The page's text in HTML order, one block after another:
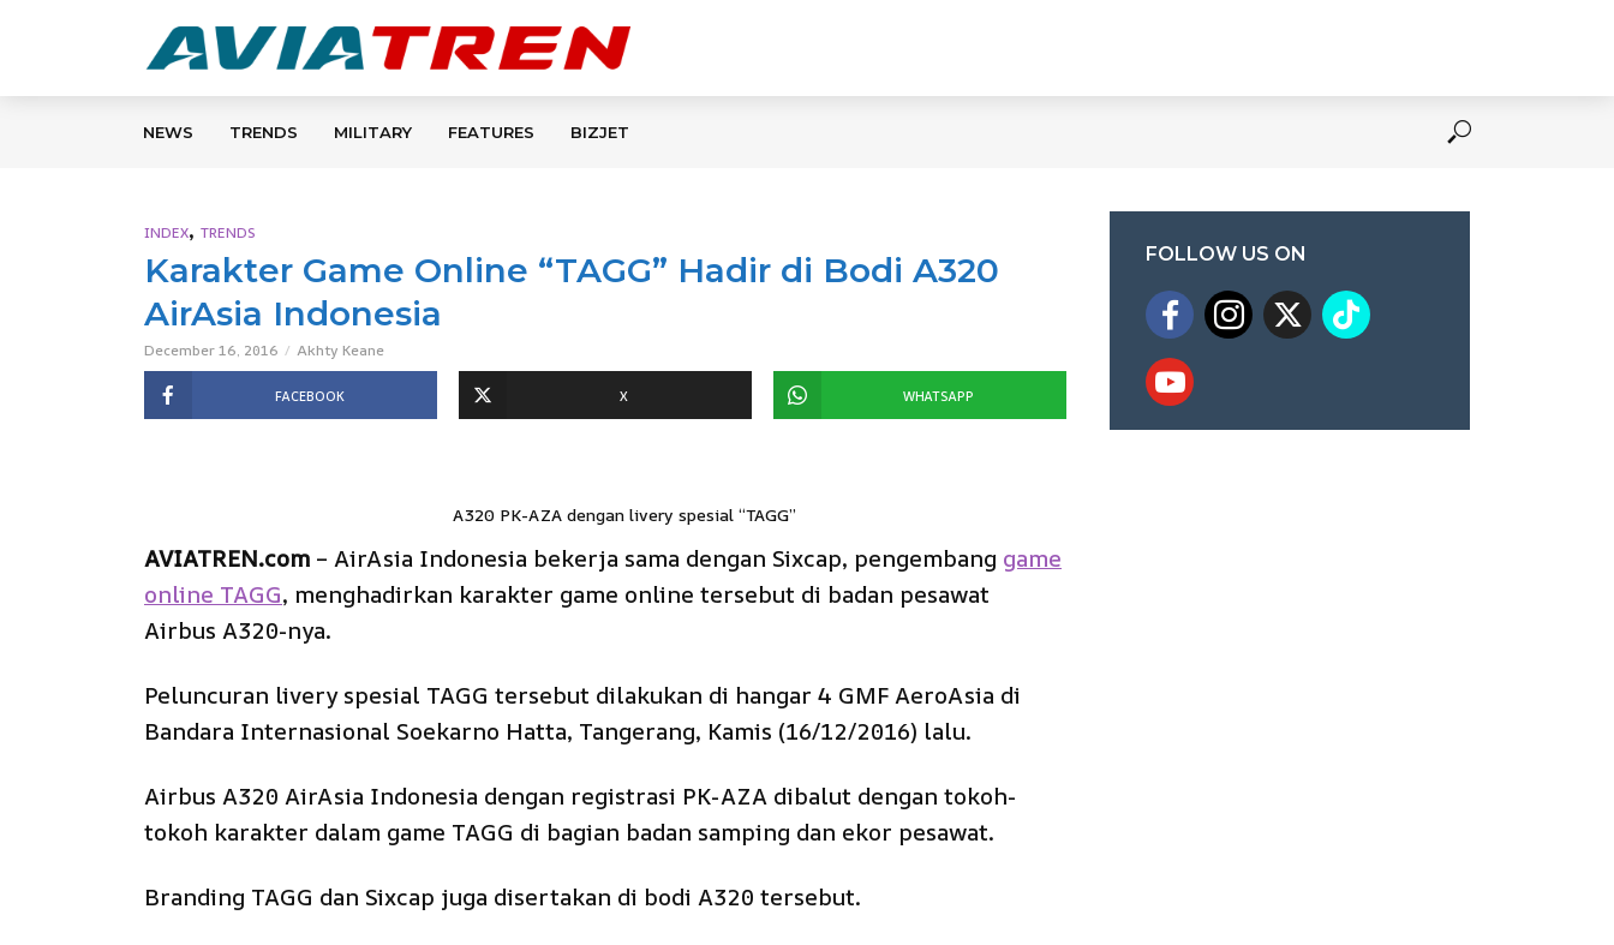
NEWS TRENDS MILITARY FEATURES BIZJET
INDEX, TRENDS
Karakter Game Online “TAGG” Hadir di Bodi A320
AirAsia Indonesia
December 16, 2016 Akhty Keane
FACEBOOK X WHATSAPP
A320 PK-AZA dengan livery spesial “TAGG”
AVIATREN.com – AirAsia Indonesia bekerja sama dengan Sixcap, pengembang game
online TAGG, menghadirkan karakter game online tersebut di badan pesawat
Airbus A320-nya.
Peluncuran livery spesial TAGG tersebut dilakukan di hangar 4 GMF AeroAsia di
Bandara Internasional Soekarno Hatta, Tangerang, Kamis (16/12/2016) lalu.
Airbus A320 AirAsia Indonesia dengan registrasi PK-AZA dibalut dengan tokoh-
tokoh karakter dalam game TAGG di bagian badan samping dan ekor pesawat.
Branding TAGG dan Sixcap juga disertakan di bodi A320 tersebut.
FOLLOW US ON